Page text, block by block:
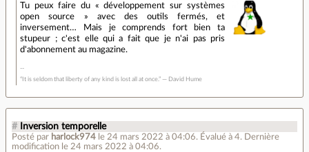
Tu peux faire du « développement sur systèmes
open source » avec des outils fermés, et
inversement… Mais je comprends fort bien ta
stupeur ; c'est elle qui a fait que je n'ai pas pris
d'abonnement au magazine.
“It is seldom that liberty of any kind is lost all at once.” ― David Hume
# Inversion temporelle
Posté par harlock974 le 24 mars 2022 à 04:06. Évalué à 4. Dernière
modification le 24 mars 2022 à 04:06.